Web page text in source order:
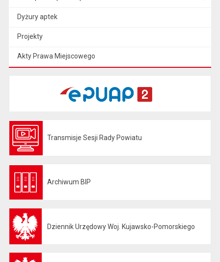
Dyżury aptek
Projekty
Akty Prawa Miejscowego
Transmisje Sesji Rady Powiatu
Archiwum BIP
Dziennik Urzędowy Woj. Kujawsko-Pomorskiego